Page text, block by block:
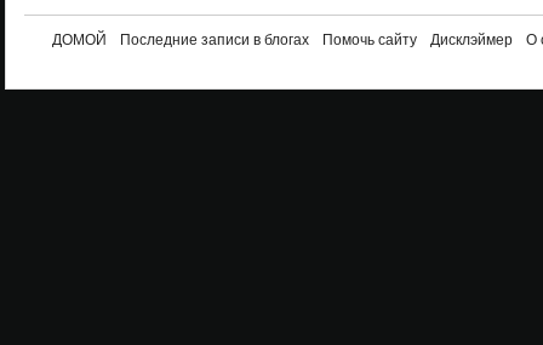
ДОМОЙ Последние записи в блогах Помочь сайту Дисклэймер О